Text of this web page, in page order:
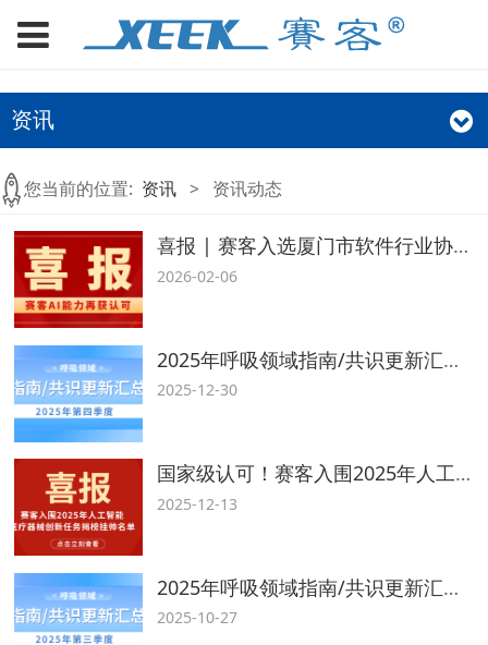
资讯
您当前的位置: 资讯 > 资讯动态
喜报 | 赛客入选厦门市软件行业协会人工智能垂类模型、智能体（Agent）及算法成果入库公示（第一批）
2026-02-06
2025年呼吸领域指南/共识更新汇总（第四季度）
2025-12-30
国家级认可！赛客入围2025年人工智能医疗器械创新任务揭榜挂帅名单
2025-12-13
2025年呼吸领域指南/共识更新汇总（第三季度）
2025-10-27